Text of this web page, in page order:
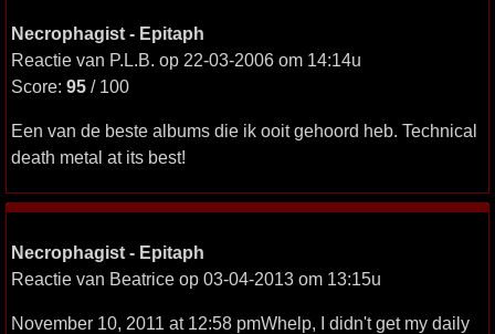
Necrophagist - Epitaph
Reactie van P.L.B. op 22-03-2006 om 14:14u
Score: 95 / 100
Een van de beste albums die ik ooit gehoord heb. Technical
death metal at its best!
Necrophagist - Epitaph
Reactie van Beatrice op 03-04-2013 om 13:15u
November 10, 2011 at 12:58 pmWhelp, I didn't get my daily